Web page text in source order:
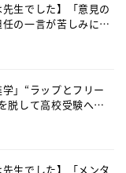
先生でした】「意見の
の一言が苦しみに…
」“ラップとフリー
脱して高校受験へ
先生でした】「メンタ